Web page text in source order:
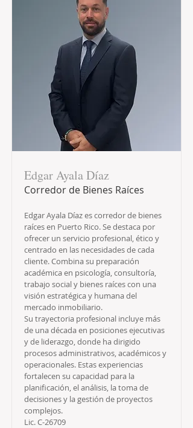
Edgar Ayala Díaz
Corredor de Bienes Raíces
Edgar Ayala Díaz es corredor de bienes
raíces en Puerto Rico. Se destaca por
ofrecer un servicio profesional, ético y
centrado en las necesidades de cada
cliente. Combina su preparación
académica en psicología, consultoría,
trabajo social y bienes raíces con una
visión estratégica y humana del
mercado inmobiliario.
Su trayectoria profesional incluye más
de una década en posiciones ejecutivas
y de liderazgo, donde ha dirigido
procesos administrativos, académicos y
operacionales. Estas experiencias
fortalecen su capacidad para la
planificación, el análisis, la toma de
decisiones y la gestión de proyectos
complejos.
Lic. C-26709